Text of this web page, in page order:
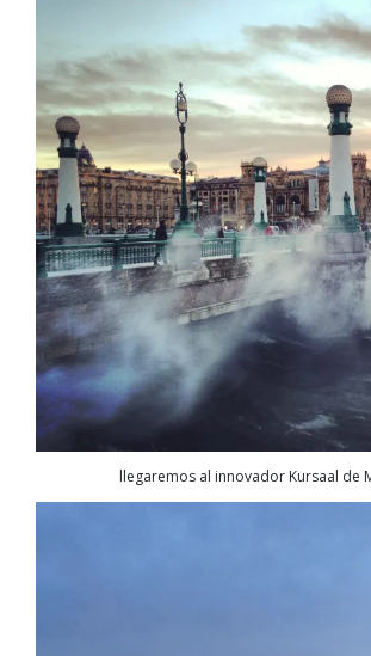
llegaremos al innovador Kursaal de